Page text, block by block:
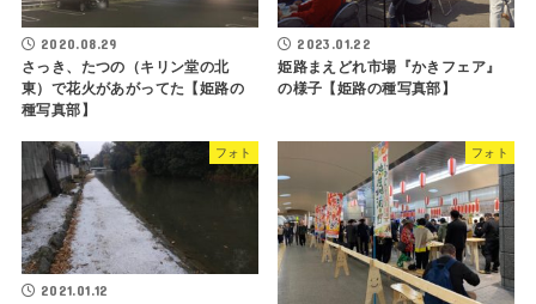
2020.08.29
さっき、たつの（キリン堂の北
東）で花火があがってた【姫路の
種写真部】
2023.01.22
姫路まえどれ市場『かきフェア』
の様子【姫路の種写真部】
フォト
2021.01.12
フォト